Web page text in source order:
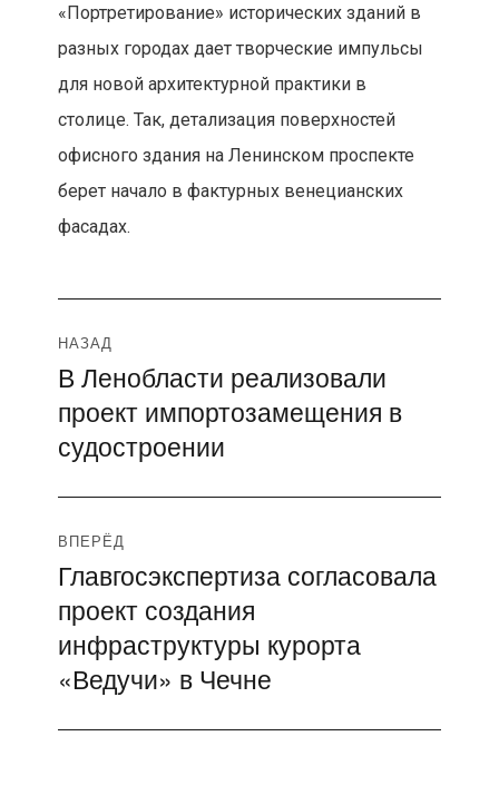
«Портретирование» исторических зданий в
разных городах дает творческие импульсы
для новой архитектурной практики в
столице. Так, детализация поверхностей
офисного здания на Ленинском проспекте
берет начало в фактурных венецианских
фасадах.
Навигация
по
записям
НАЗАД
Предыдущая
запись:
В Ленобласти реализовали
проект импортозамещения в
судостроении
ВПЕРЁД
Следующая
запись:
Главгосэкспертиза согласовала
проект создания
инфраструктуры курорта
«Ведучи» в Чечне